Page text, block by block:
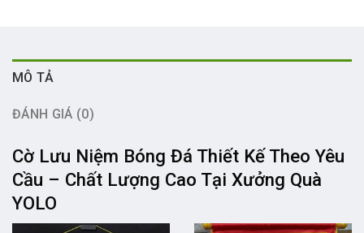
MÔ TẢ
ĐÁNH GIÁ (0)
Cờ Lưu Niệm Bóng Đá Thiết Kế Theo Yêu
Cầu – Chất Lượng Cao Tại Xưởng Quà
YOLO